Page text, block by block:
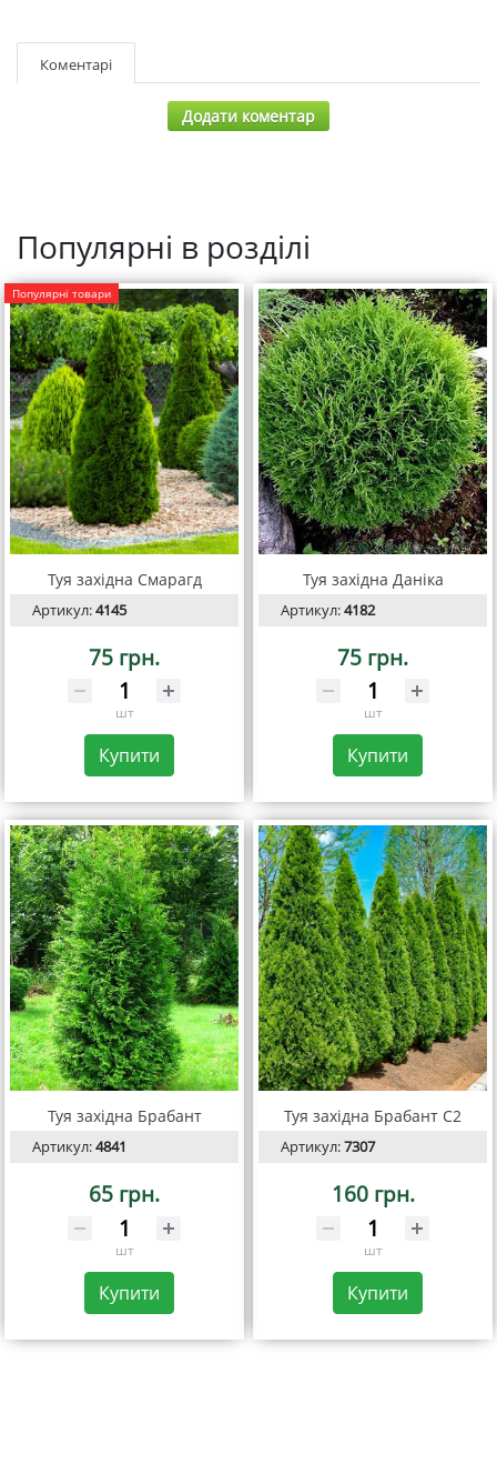
Коментарі
Додати коментар
Популярні в розділі
Популярні товари
Туя західна Смарагд
Артикул:4145
75 грн.
шт
Купити
Туя західна Даніка
Артикул:4182
75 грн.
шт
Купити
Туя західна Брабант
Артикул:4841
65 грн.
шт
Купити
Туя західна Брабант С2
Артикул:7307
160 грн.
шт
Купити